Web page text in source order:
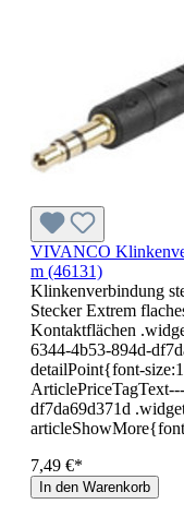
VIVANCO
m (46131)
Klinkenverbindung
Stecker Extrem
Kontaktflächen
6344-4b53-894d-
detailPoint{font-
df7da69d371d
7,49 €*
In den Warenkorb